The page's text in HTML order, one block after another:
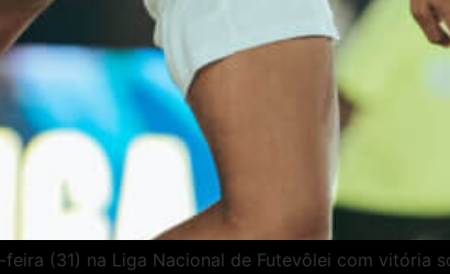
(31) na Liga Nacional de Futevôlei com vitória